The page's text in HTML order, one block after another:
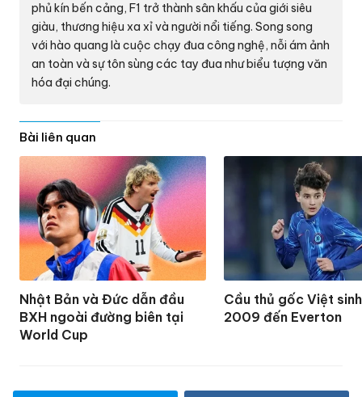
phủ kín bến cảng, F1 trở thành sân khấu của giới siêu
giàu, thương hiệu xa xỉ và người nổi tiếng. Song song
với hào quang là cuộc chạy đua công nghệ, nỗi ám ảnh
an toàn và sự tôn sùng các tay đua như biểu tượng văn
hóa đại chúng.
Bài liên quan
Nhật Bản và Đức dẫn đầu
BXH ngoài đường biên tại
World Cup
Cầu thủ gốc Việt
2009 đến Everton